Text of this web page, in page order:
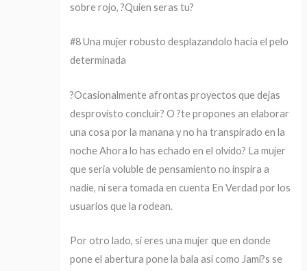
sobre rojo, ?Quien seras tu?
#8 Una mujer robusto desplazandolo hacia el pelo
determinada
?Ocasionalmente afrontas proyectos que dejas
desprovisto concluir? O ?te propones an elaborar
una cosa por la manana y no ha transpirado en la
noche Ahora lo has echado en el olvido? La mujer
que seri­a voluble de pensamiento no inspira a
nadie, ni sera tomada en cuenta En Verdad por los
usuarios que la rodean.
Por otro lado, si eres una mujer que en donde
pone el abertura pone la bala asi­ como Jami?s se